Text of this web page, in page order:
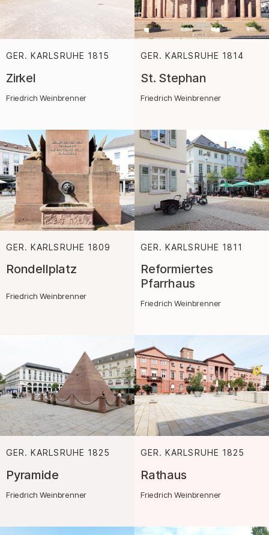
GER. KARLSRUHE 1815
Zirkel
Friedrich Weinbrenner
GER. KARLSRUHE 1814
St. Stephan
Friedrich Weinbrenner
GER. KARLSRUHE 1809
Rondellplatz
Friedrich Weinbrenner
GER. KARLSRUHE 1811
Reformiertes
Pfarrhaus
Friedrich Weinbrenner
GER. KARLSRUHE 1825
Pyramide
Friedrich Weinbrenner
GER. KARLSRUHE 1825
Rathaus
Friedrich Weinbrenner